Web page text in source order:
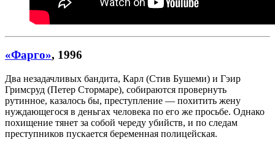
«Фарго», 1996
Два незадачливых бандита, Карл (Стив Бушеми) и Гэир
Гримсруд (Петер Стормаре), собираются провернуть
рутинное, казалось бы, преступление — похитить жену
нуждающегося в деньгах человека по его же просьбе. Однако
похищение тянет за собой череду убийств, и по следам
преступников пускается беременная полицейская.